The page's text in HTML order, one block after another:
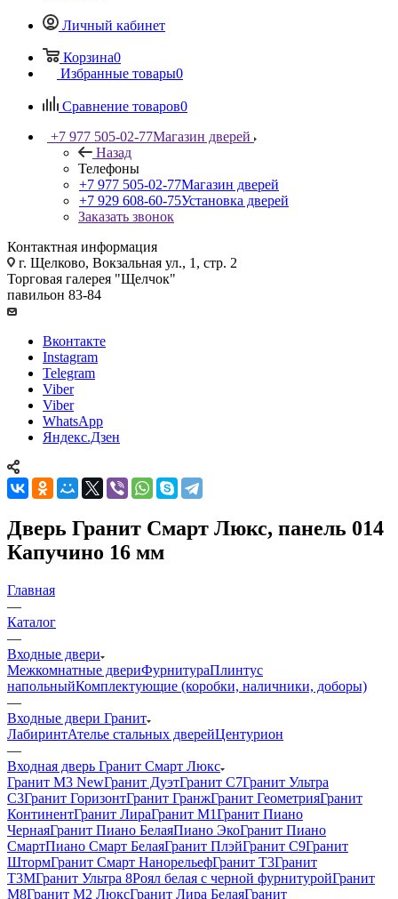
Личный кабинет
Корзина0
Избранные товары0
Сравнение товаров0
+7 977 505-02-77Магазин дверей
Назад
Телефоны
+7 977 505-02-77Магазин дверей
+7 929 608-60-75Установка дверей
Заказать звонок
Контактная информация
г. Щелково, Вокзальная ул., 1, стр. 2
Торговая галерея "Щелчок"
павильон 83-84
Вконтакте
Instagram
Telegram
Viber
Viber
WhatsApp
Яндекс.Дзен
Дверь Гранит Смарт Люкс, панель 014
Капучино 16 мм
Главная
—
Каталог
—
Входные двери
Межкомнатные двериФурнитураПлинтус
напольныйКомплектующие (коробки, наличники, доборы)
—
Входные двери Гранит
ЛабиринтАтелье стальных дверейЦентурион
—
Входная дверь Гранит Смарт Люкс
Гранит М3 NewГранит ДуэтГранит С7Гранит Ультра
C3Гранит ГоризонтГранит ГранжГранит ГеометрияГранит
КонтинентГранит ЛираГранит М1Гранит Пиано
ЧернаяГранит Пиано БелаяПиано ЭкоГранит Пиано
СмартПиано Смарт БелаяГранит ПлэйГранит С9Гранит
ШтормГранит Смарт НанорельефГранит Т3Гранит
Т3МГранит Ультра 8Роял белая с черной фурнитуройГранит
М8Гранит М2 ЛюксГранит Лира БелаяГранит